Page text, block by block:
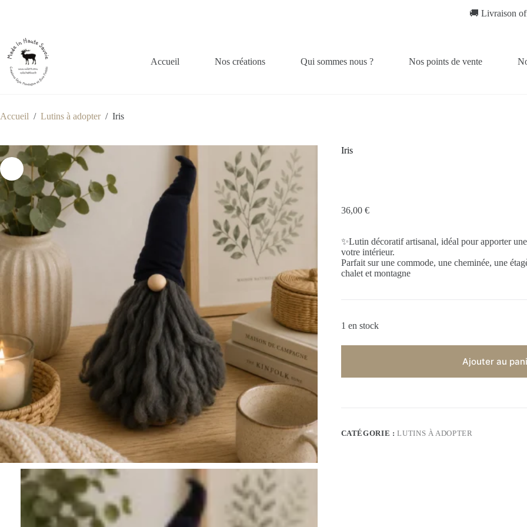
🚚 Livraison offerte dès
Accueil Nos créations Qui sommes nous ? Nos points de vente
Accueil / Lutins à adopter / Iris
Iris
36,00 €
✨Lutin décoratif artisanal, idéal pour apporter
votre intérieur.
Parfait sur une commode, une cheminée, une
chalet et montagne
1 en stock
Ajouter au
CATÉGORIE :LUTINS À ADOPTER